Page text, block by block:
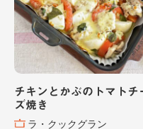
チキンとかぶのトマトチ
ズ焼き
ラ・クックグラン